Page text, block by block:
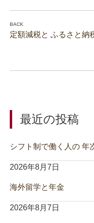
定額減税と ふるさと納
最近の投稿
シフト制で働く人の 年
2026年8月7日
海外留学と年金
2026年8月7日